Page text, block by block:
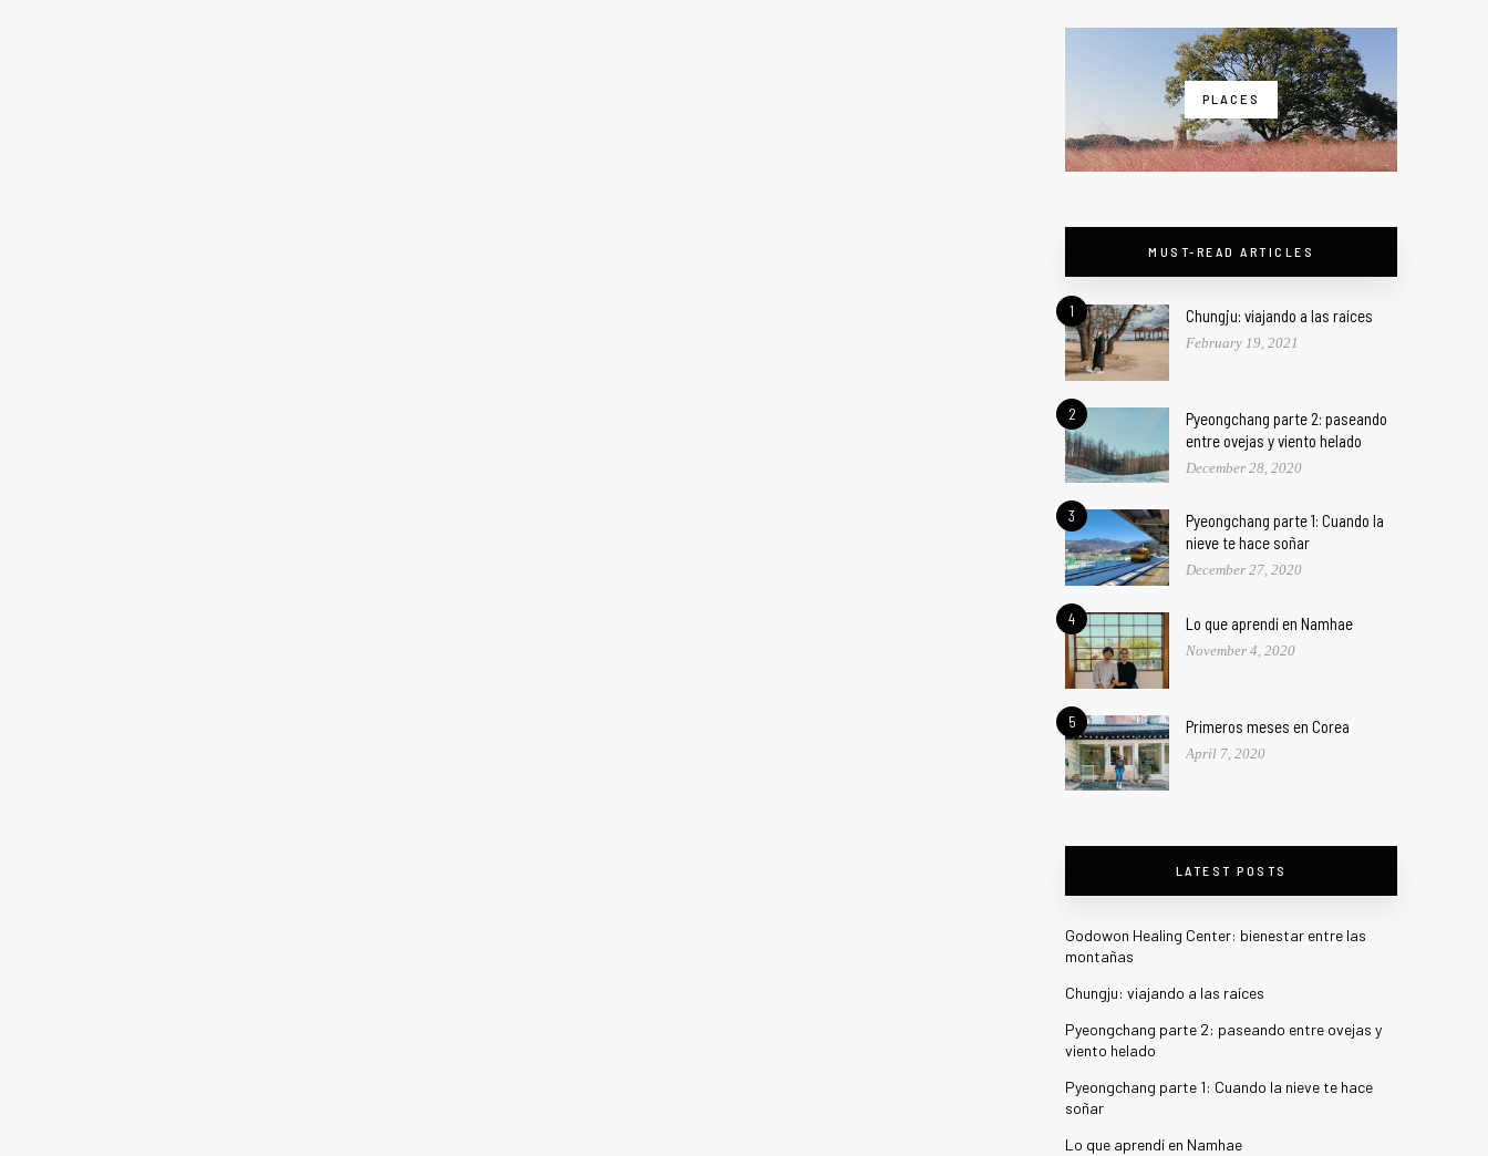
PLACES
MUST-READ ARTICLES
1 Chungju: viajando a las raíces
February 19, 2021
2
Pyeongchang parte 2: paseando
entre ovejas y viento helado
December 28, 2020
3
Pyeongchang parte 1: Cuando la
nieve te hace soñar
December 27, 2020
4 Lo que aprendí en Namhae
November 4, 2020
5 Primeros meses en Corea
April 7, 2020
LATEST POSTS
Godowon Healing Center: bienestar entre las
montañas
Chungju: viajando a las raíces
Pyeongchang parte 2: paseando entre ovejas y
viento helado
Pyeongchang parte 1: Cuando la nieve te hace
soñar
Lo que aprendí en Namhae